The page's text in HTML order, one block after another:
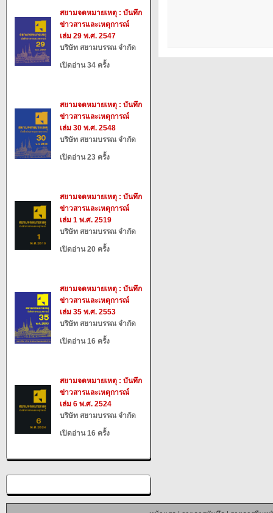
สยามจดหมายเหตุ : บันทึก
ข่าวสารและเหตุการณ์
เล่ม 29 พ.ศ. 2547
บริษัท สยามบรรณ จำกัด
เปิดอ่าน 34 ครั้ง
สยามจดหมายเหตุ : บันทึก
ข่าวสารและเหตุการณ์
เล่ม 30 พ.ศ. 2548
บริษัท สยามบรรณ จำกัด
เปิดอ่าน 23 ครั้ง
สยามจดหมายเหตุ : บันทึก
ข่าวสารและเหตุการณ์
เล่ม 1 พ.ศ. 2519
บริษัท สยามบรรณ จำกัด
เปิดอ่าน 20 ครั้ง
สยามจดหมายเหตุ : บันทึก
ข่าวสารและเหตุการณ์
เล่ม 35 พ.ศ. 2553
บริษัท สยามบรรณ จำกัด
เปิดอ่าน 16 ครั้ง
สยามจดหมายเหตุ : บันทึก
ข่าวสารและเหตุการณ์
เล่ม 6 พ.ศ. 2524
บริษัท สยามบรรณ จำกัด
เปิดอ่าน 16 ครั้ง